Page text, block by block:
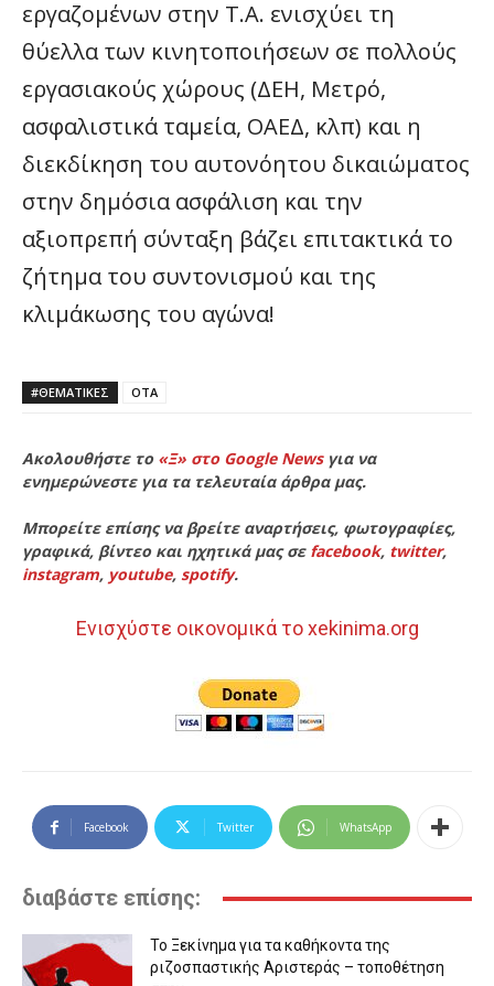
εργαζομένων στην Τ.Α. ενισχύει τη
θύελλα των κινητοποιήσεων σε πολλούς
εργασιακούς χώρους (ΔΕΗ, Μετρό,
ασφαλιστικά ταμεία, ΟΑΕΔ, κλπ) και η
διεκδίκηση του αυτονόητου δικαιώματος
στην δημόσια ασφάλιση και την
αξιοπρεπή σύνταξη βάζει επιτακτικά το
ζήτημα του συντονισμού και της
κλιμάκωσης του αγώνα!
#ΘΕΜΑΤΙΚΈΣ ΟΤΑ
Ακολουθήστε το «Ξ» στο Google Newsγια να
ενημερώνεστε για τα τελευταία άρθρα μας.
Μπορείτε επίσης να βρείτε αναρτήσεις, φωτογραφίες,
γραφικά, βίντεο και ηχητικά μας σε facebook, twitter,
instagram, youtube, spotify.
Ενισχύστε οικονομικά το xekinima.org
Facebook Twitter WhatsApp
διαβάστε επίσης:
Το Ξεκίνημα για τα καθήκοντα της
ριζοσπαστικής Αριστεράς – τοποθέτηση